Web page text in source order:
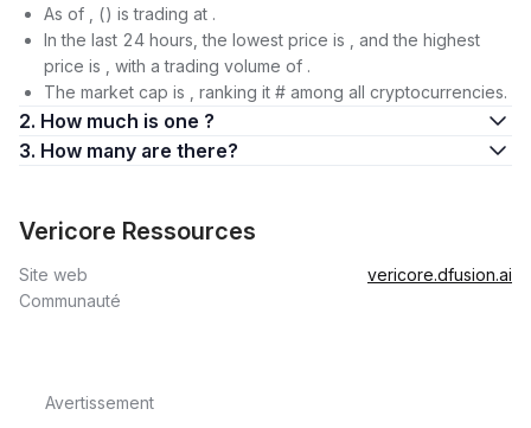
As of , () is trading at .
In the last 24 hours, the lowest price is , and the highest
price is , with a trading volume of .
The market cap is , ranking it # among all cryptocurrencies.
2. How much is one ?
3. How many are there?
Vericore Ressources
Site web
vericore.dfusion.ai
Communauté
Avertissement